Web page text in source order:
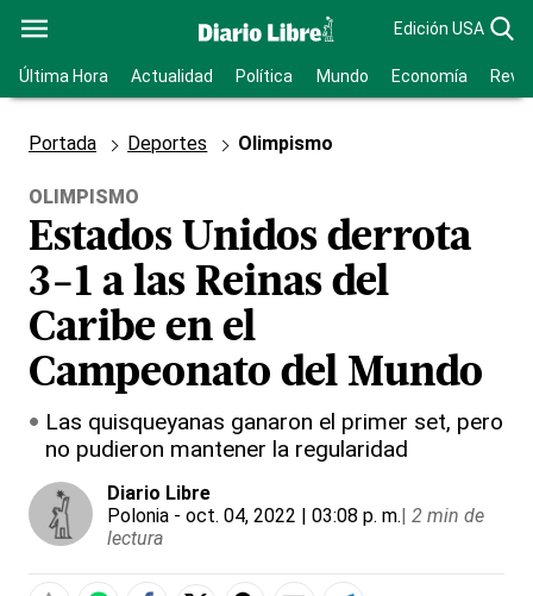
Edición USA
Última Hora Actualidad Política Mundo Economía
Portada Deportes Olimpismo
OLIMPISMO
Estados Unidos derrota
3-1 a las Reinas del
Caribe en el
Campeonato del Mundo
Las quisqueyanas ganaron el primer set, pero
no pudieron mantener la regularidad
Diario Libre
Polonia - oct. 04, 2022 | 03:08 p. m.| 2 min de
lectura